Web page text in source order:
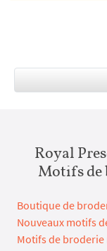
Royal
Motifs de
Boutique de
Nouveaux motifs
Motifs de